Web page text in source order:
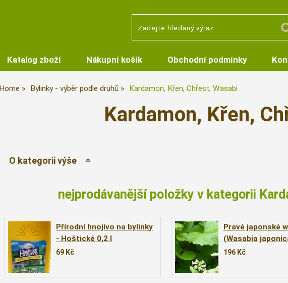
Katalog zboží Nákupní košík Obchodní podmínky
Home Bylinky - výběr podle druhů Kardamon, Křen, Chřest, Wasabi
Kardamon, Křen,
O kategorii výše
nejprodávanější položky v kategorii
Přírodní hnojivo na bylinky
- Hoštické 0,2 l
69 Kč
Pravé japonské
(Wasabia
196 Kč